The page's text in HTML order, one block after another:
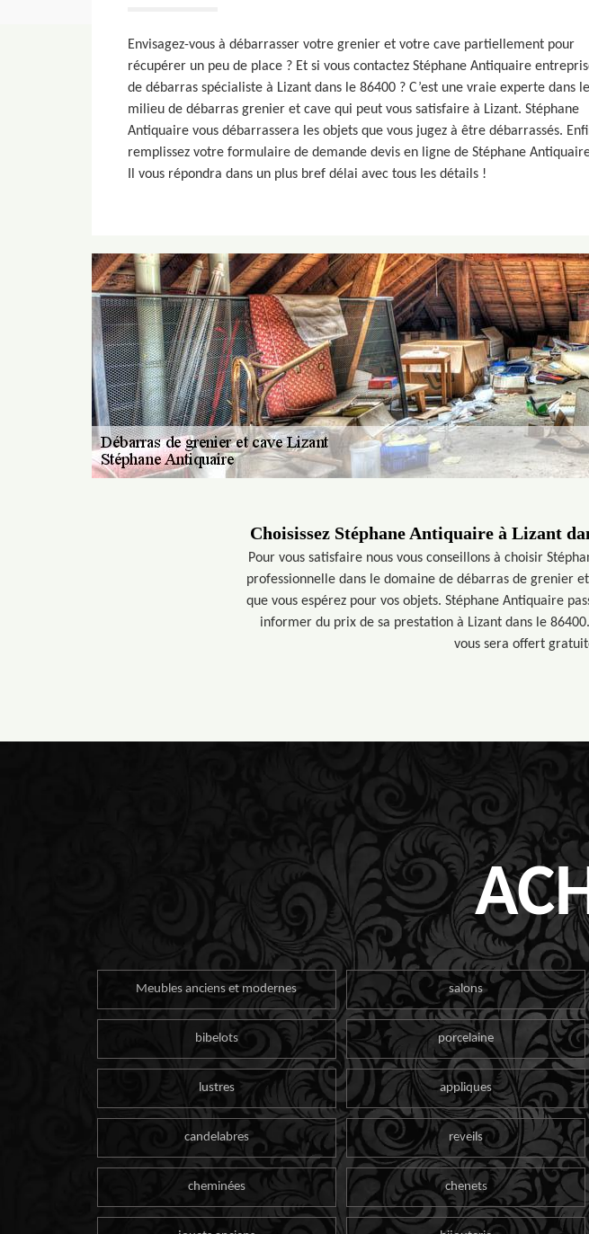
Envisagez-vous à débarrasser votre grenier et votre cave partiellement pour
récupérer un peu de place ? Et si vous contactez Stéphane Antiquaire
de débarras spécialiste à Lizant dans le 86400 ? C’est une vraie experte dans le
milieu de débarras grenier et cave qui peut vous satisfaire à Lizant. Stéphane
Antiquaire vous débarrassera les objets que vous jugez à être débarrassés.
remplissez votre formulaire de demande devis en ligne de Stéphane
Il vous répondra dans un plus bref délai avec tous les détails !
Choisissez Stéphane Antiquaire à Lizant
Pour vous satisfaire nous vous conseillons à choisir
professionnelle dans le domaine de débarras de grenier
que vous espérez pour vos objets. Stéphane Antiquaire
informer du prix de sa prestation à Lizant dans le
vous sera offert
Meubles anciens et modernes salons
bibelots porcelaine
lustres appliques
candelabres reveils
cheminées chenets